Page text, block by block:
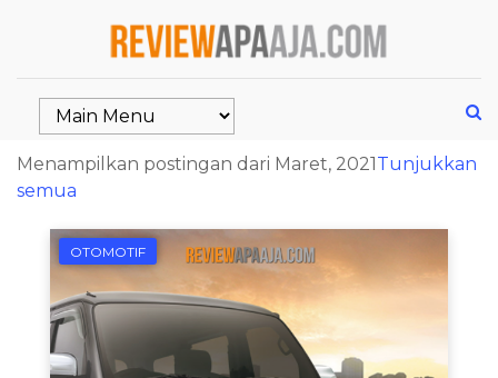
Menampilkan postingan dari Maret, 2021Tunjukkan
semua
OTOMOTIF